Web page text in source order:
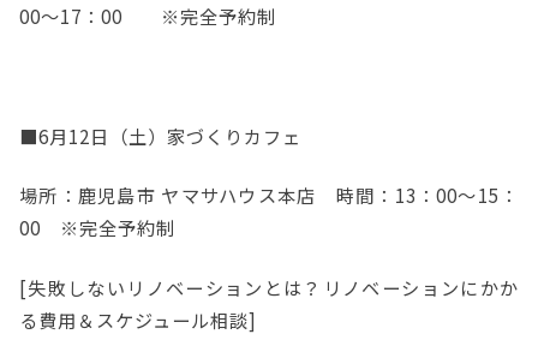
00～17：00 ※完全予約制
■6月12日（土）家づくりカフェ
場所：鹿児島市 ヤマサハウス本店 時間：13：00～15：
00 ※完全予約制
[失敗しないリノベーションとは？リノベーションにかか
る費用＆スケジュール相談]